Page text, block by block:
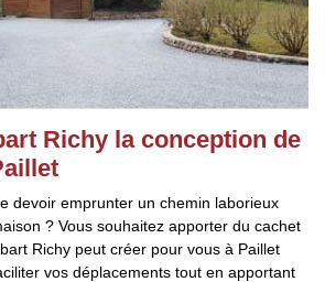
Richy la conception de
devoir emprunter un chemin laborieux
? Vous souhaitez apporter du cachet
Richy peut créer pour vous à Paillet
vos déplacements tout en apportant